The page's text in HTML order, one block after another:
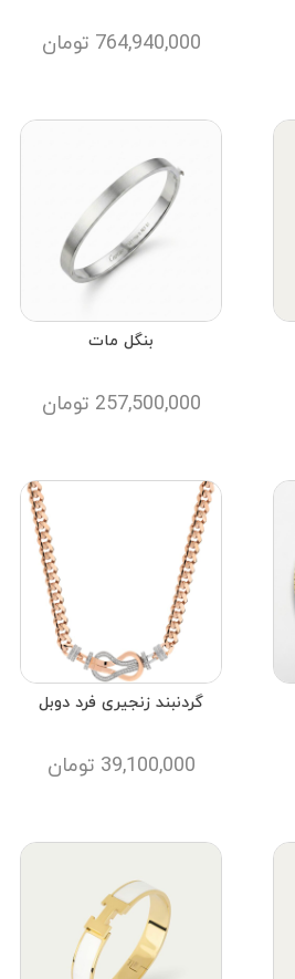
764,940,000 تومان
بنگل مات
257,500,000 تومان
گردنبند زنجیری فرد دوبل
39,100,000 تومان